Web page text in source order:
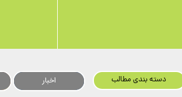
دسته بندی مطالب اخبار ترفندها